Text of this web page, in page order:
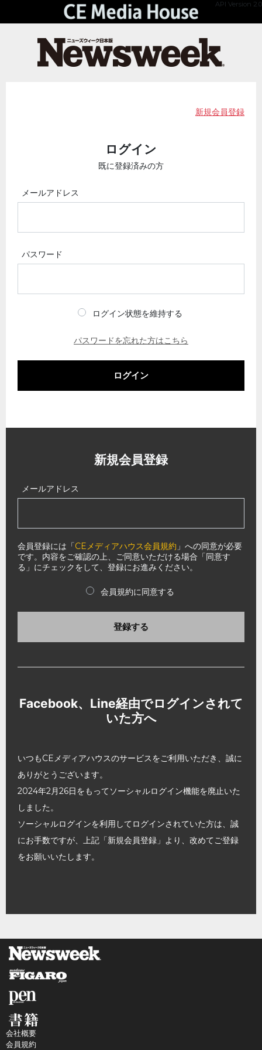
API Version 2.0
新規会員登録
ログイン
既に登録済みの方
メールアドレス
パスワード
ログイン状態を維持する
パスワードを忘れた方はこちら
ログイン
新規会員登録
メールアドレス
会員登録には「CEメディアハウス会員規約 」への同意が必要
です。内容をご確認の上、ご同意いただける場合「同意す
る」にチェックをして、登録にお進みください。
会員規約に同意する
登録する
Facebook、Line経由でログインされて
いた方へ
いつもCEメディアハウスのサービスをご利用いただき、誠に
ありがとうございます。
2024年2月26日をもってソーシャルログイン機能を廃止いた
しました。
ソーシャルログインを利用してログインされていた方は、誠
にお手数ですが、上記「新規会員登録」より、改めてご登録
をお願いいたします。
会社概要
会員規約